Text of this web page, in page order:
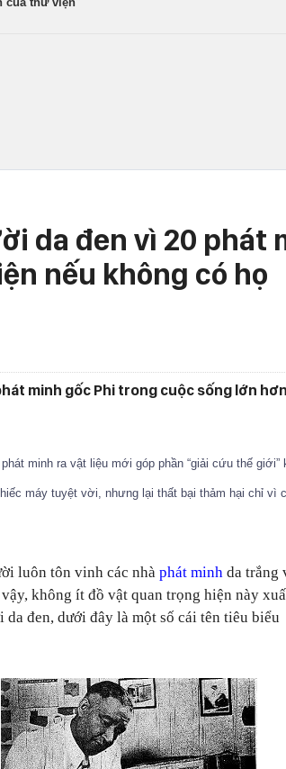
da đen vì 20 phát
nếu không có họ
minh gốc Phi trong cuộc sống lớn
minh ra vật liệu mới góp phần “giải cứu thế giới”
máy tuyệt vời, nhưng lại thất bại thảm hại chỉ vì
luôn tôn vinh các nhà phát minh da trắng
không ít đồ vật quan trọng hiện này
da đen, dưới đây là một số cái tên tiêu biểu